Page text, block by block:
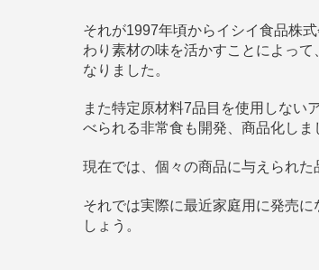
それが1997年頃からイシイ食品株
わり素材の味を活かすことによっ
なりました。
また特定原材料7品目を使用しない
べられる非常食も開発、商品化しま
現在では、個々の商品に与えられた
それでは実際に最近家庭用に発売
しょう。